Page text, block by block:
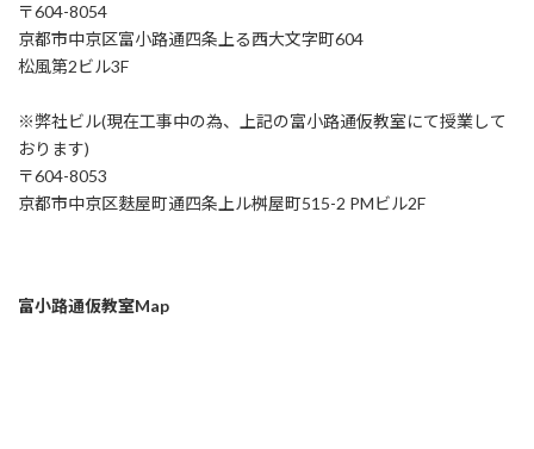
〒604-8054
京都市中京区富小路通四条上る西大文字町604
松風第2ビル3F
※弊社ビル(現在工事中の為、上記の富小路通仮教室にて授業して
おります)
〒604-8053
京都市中京区麩屋町通四条上ル桝屋町515-2 PMビル2F
富小路通仮教室Map